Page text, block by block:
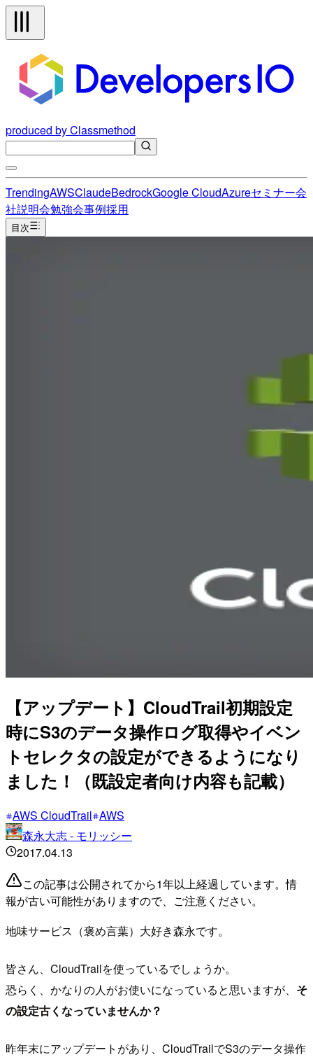
produced by Classmethod
TrendingAWSClaudeBedrockGoogle CloudAzureセミナー会
社説明会勉強会事例採用
目次
【アップデート】CloudTrail初期設定
時にS3のデータ操作ログ取得やイベン
トセレクタの設定ができるようになり
ました！（既設定者向け内容も記載）
AWS CloudTrail AWS
森永大志 - モリッシー
2017.04.13
この記事は公開されてから1年以上経過しています。情
報が古い可能性がありますので、ご注意ください。
地味サービス（褒め言葉）大好き森永です。
皆さん、CloudTrailを使っているでしょうか。
恐らく、かなりの人がお使いになっていると思いますが、 そ
の設定古くなっていませんか？
昨年末にアップデートがあり、CloudTrailでS3のデータ操作